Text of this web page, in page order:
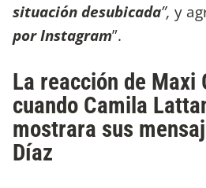
situación desubicada”, y
por Instagram”.
La reacción de Maxi
cuando Camila
mostrara sus
Díaz